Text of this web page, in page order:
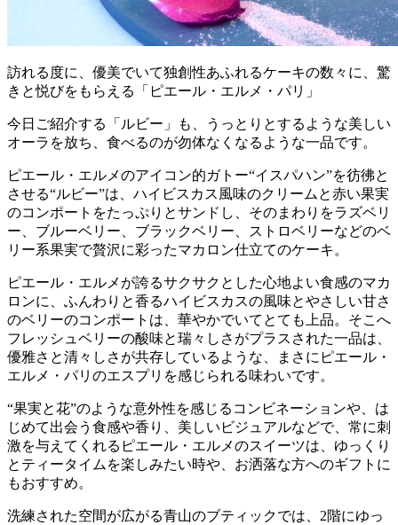
訪れる度に、優美でいて独創性あふれるケーキの数々に、驚
きと悦びをもらえる「ピエール・エルメ・パリ」
今日ご紹介する「ルビー」も、うっとりとするような美しい
オーラを放ち、食べるのが勿体なくなるような一品です。
ピエール・エルメのアイコン的ガトー“イスパハン”を彷彿と
させる“ルビー”は、ハイビスカス風味のクリームと赤い果実
のコンポートをたっぷりとサンドし、そのまわりをラズベリ
ー、ブルーベリー、ブラックベリー、ストロベリーなどのベ
リー系果実で贅沢に彩ったマカロン仕立てのケーキ。
ピエール・エルメが誇るサクサクとした心地よい食感のマカ
ロンに、ふんわりと香るハイビスカスの風味とやさしい甘さ
のベリーのコンポートは、華やかでいてとても上品。そこへ
フレッシュベリーの酸味と瑞々しさがプラスされた一品は、
優雅さと清々しさが共存しているような、まさにピエール・
エルメ・パリのエスプリを感じられる味わいです。
“果実と花”のような意外性を感じるコンビネーションや、は
じめて出会う食感や香り、美しいビジュアルなどで、常に刺
激を与えてくれるピエール・エルメのスイーツは、ゆっくり
とティータイムを楽しみたい時や、お洒落な方へのギフトに
もおすすめ。
洗練された空間が広がる青山のブティックでは、2階にゆっ